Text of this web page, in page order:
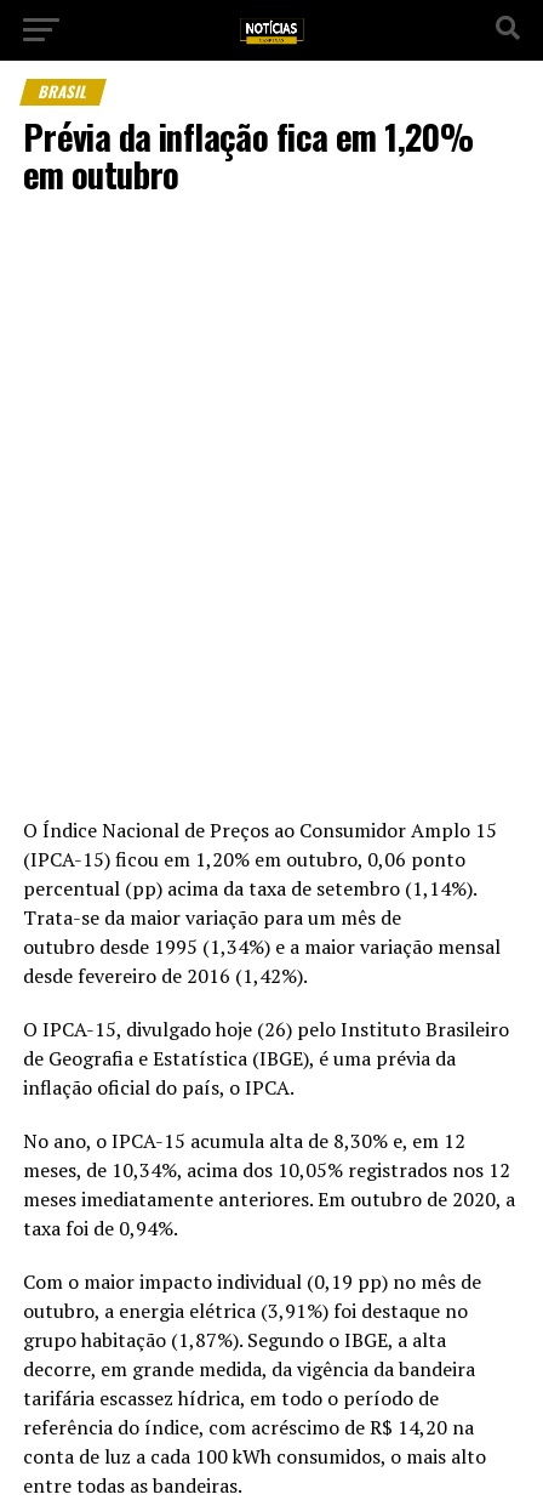
BRASIL
Prévia da inflação fica em 1,20%
em outubro
O Índice Nacional de Preços ao Consumidor Amplo 15
(IPCA-15) ficou em 1,20% em outubro, 0,06 ponto
percentual (pp) acima da taxa de setembro (1,14%).
Trata-se da maior variação para um mês de
outubro desde 1995 (1,34%) e a maior variação mensal
desde fevereiro de 2016 (1,42%).
O IPCA-15, divulgado hoje (26) pelo Instituto Brasileiro
de Geografia e Estatística (IBGE), é uma prévia da
inflação oficial do país, o IPCA.
No ano, o IPCA-15 acumula alta de 8,30% e, em 12
meses, de 10,34%, acima dos 10,05% registrados nos 12
meses imediatamente anteriores. Em outubro de 2020, a
taxa foi de 0,94%.
Com o maior impacto individual (0,19 pp) no mês de
outubro, a energia elétrica (3,91%) foi destaque no
grupo habitação (1,87%). Segundo o IBGE, a alta
decorre, em grande medida, da vigência da bandeira
tarifária escassez hídrica, em todo o período de
referência do índice, com acréscimo de R$ 14,20 na
conta de luz a cada 100 kWh consumidos, o mais alto
entre todas as bandeiras.